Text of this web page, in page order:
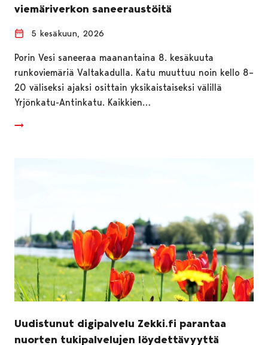
viemäriverkon saneeraustöitä
5 kesäkuun, 2026
Porin Vesi saneeraa maanantaina 8. kesäkuuta
runkoviemäriä Valtakadulla. Katu muuttuu noin kello 8–
20 väliseksi ajaksi osittain yksikaistaiseksi välillä
Yrjönkatu-Antinkatu. Kaikkien…
Uudistunut digipalvelu Zekki.fi parantaa
nuorten tukipalvelujen löydettävyyttä